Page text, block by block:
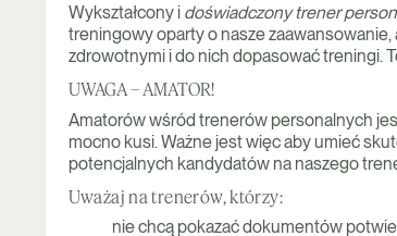
Wykształcony i doświadczony trener
treningowy oparty o nasze zaawansowanie,
zdrowotnymi i do nich dopasować treningi.
UWAGA – AMATOR!
Amatorów wśród trenerów personalnych
mocno kusi. Ważne jest więc aby umieć
potencjalnych kandydatów na naszego
Uważaj na trenerów, którzy:
nie chcą pokazać dokumentów